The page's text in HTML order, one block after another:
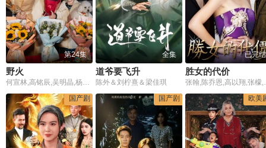
第24集
野火
何宣林,高铭辰,吴明晶,杨宁,关昱汐
全集
道爷要飞升
陈外＆刘柠熹＆梁佳琪
已完结
胜女的代价
张翰,陈
国产剧
国产剧 欧美